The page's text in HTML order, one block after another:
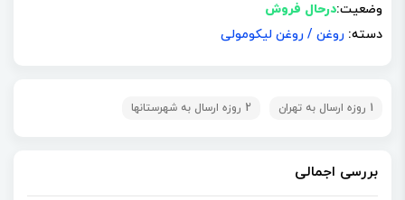
وضعیت:درحال فروش
دسته: روغن / روغن لیکومولی
1 روزه ارسال به تهران 2 روزه ارسال به شهرستانها
بررسی اجمالی